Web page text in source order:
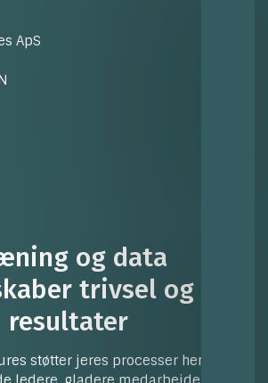
ApS
og data
trivsel og
resultater
støtter jeres processer henimod